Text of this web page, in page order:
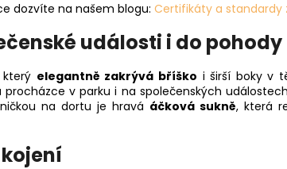
dozvíte na našem blogu: Certifikáty a standardy
události i do pohody
který elegantně zakrývá bříško i širší boky v
v parku i na společenských
na dortu je hravá áčková sukně, která